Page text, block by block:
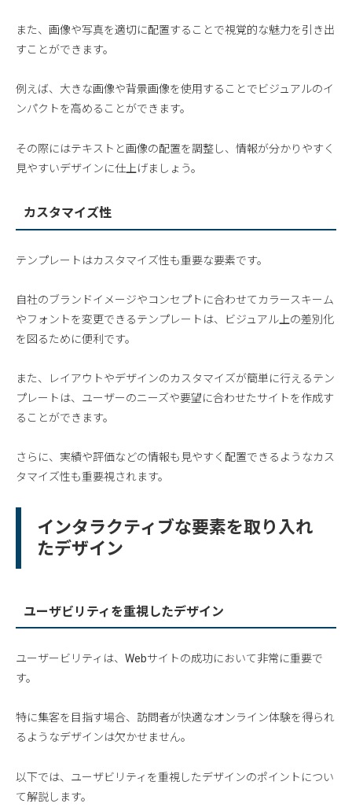
また、画像や写真を適切に配置することで視覚的な魅力を引き出
すことができます。
例えば、大きな画像や背景画像を使用することでビジュアルのイ
ンパクトを高めることができます。
その際にはテキストと画像の配置を調整し、情報が分かりやすく
見やすいデザインに仕上げましょう。
カスタマイズ性
テンプレートはカスタマイズ性も重要な要素です。
自社のブランドイメージやコンセプトに合わせてカラースキーム
やフォントを変更できるテンプレートは、ビジュアル上の差別化
を図るために便利です。
また、レイアウトやデザインのカスタマイズが簡単に行えるテン
プレートは、ユーザーのニーズや要望に合わせたサイトを作成す
ることができます。
さらに、実績や評価などの情報も見やすく配置できるようなカス
タマイズ性も重要視されます。
インタラクティブな要素を取り入れ
たデザイン
ユーザビリティを重視したデザイン
ユーザービリティは、Webサイトの成功において非常に重要で
す。
特に集客を目指す場合、訪問者が快適なオンライン体験を得られ
るようなデザインは欠かせません。
以下では、ユーザビリティを重視したデザインのポイントについ
て解説します。